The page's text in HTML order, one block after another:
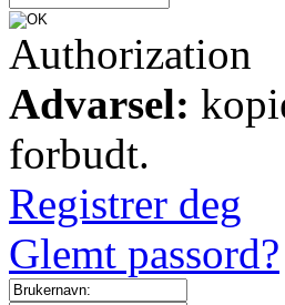
Authorization
Advarsel:
forbudt.
Registrer deg
Glemt passord?